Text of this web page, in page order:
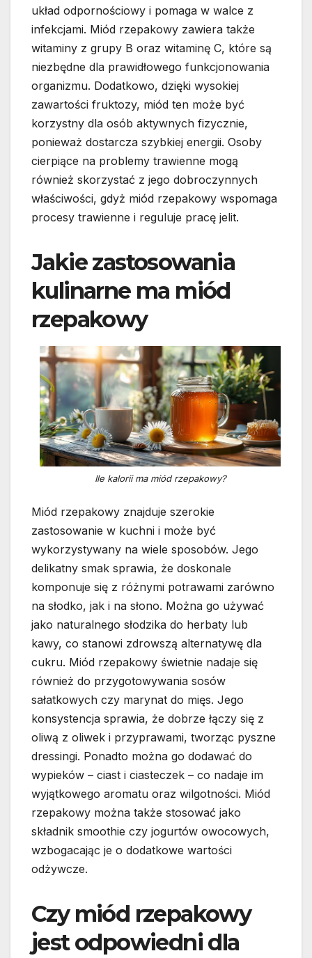
układ odpornościowy i pomaga w walce z
infekcjami. Miód rzepakowy zawiera także
witaminy z grupy B oraz witaminę C, które są
niezbędne dla prawidłowego funkcjonowania
organizmu. Dodatkowo, dzięki wysokiej
zawartości fruktozy, miód ten może być
korzystny dla osób aktywnych fizycznie,
ponieważ dostarcza szybkiej energii. Osoby
cierpiące na problemy trawienne mogą
również skorzystać z jego dobroczynnych
właściwości, gdyż miód rzepakowy wspomaga
procesy trawienne i reguluje pracę jelit.
Jakie zastosowania
kulinarne ma miód
rzepakowy
Ile kalorii ma miód rzepakowy?
Miód rzepakowy znajduje szerokie
zastosowanie w kuchni i może być
wykorzystywany na wiele sposobów. Jego
delikatny smak sprawia, że doskonale
komponuje się z różnymi potrawami zarówno
na słodko, jak i na słono. Można go używać
jako naturalnego słodzika do herbaty lub
kawy, co stanowi zdrowszą alternatywę dla
cukru. Miód rzepakowy świetnie nadaje się
również do przygotowywania sosów
sałatkowych czy marynat do mięs. Jego
konsystencja sprawia, że dobrze łączy się z
oliwą z oliwek i przyprawami, tworząc pyszne
dressingi. Ponadto można go dodawać do
wypieków – ciast i ciasteczek – co nadaje im
wyjątkowego aromatu oraz wilgotności. Miód
rzepakowy można także stosować jako
składnik smoothie czy jogurtów owocowych,
wzbogacając je o dodatkowe wartości
odżywcze.
Czy miód rzepakowy
jest odpowiedni dla